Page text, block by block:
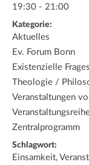
19:30 - 21:00
Kategorie:
Aktuelles
Ev. Forum Bonn
Existenzielle
Theologie /
Veranstaltungen
Zentralprogramm
Schlagwort:
Einsamkeit,